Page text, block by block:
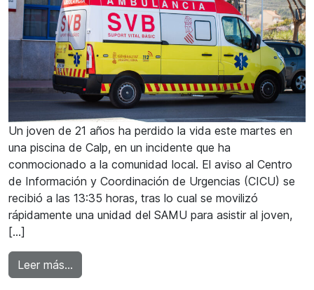
Un joven de 21 años ha perdido la vida este martes en
una piscina de Calp, en un incidente que ha
conmocionado a la comunidad local. El aviso al Centro
de Información y Coordinación de Urgencias (CICU) se
recibió a las 13:35 horas, tras lo cual se movilizó
rápidamente una unidad del SAMU para asistir al joven,
[…]
Leer más…